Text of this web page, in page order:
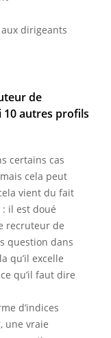
dirigeants
de
autres profils
certains cas
cela peut
vient du fait
il est doué
recruteur de
question dans
qu’il excelle
qu’il faut dire
d’indices
une vraie